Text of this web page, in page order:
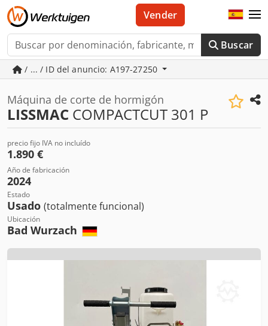
Buscar
Vender
/ ... / ID del anuncio: A197-27250
Máquina de corte de hormigón
LISSMAC COMPACTCUT 301 P
precio fijo IVA no incluído
1.890 €
Año de fabricación
2024
Estado
Usado (totalmente funcional)
Ubicación
Bad Wurzach